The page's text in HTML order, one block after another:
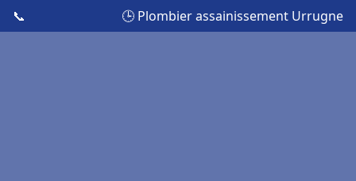
📞 🕒 Plombier assainissement Urrugne